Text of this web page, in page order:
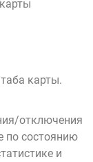
карты.
отключения
по состоянию
и